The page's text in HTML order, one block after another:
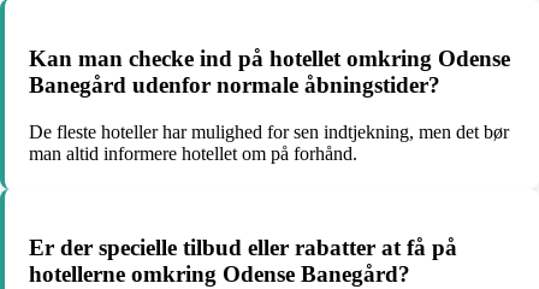
Kan man checke ind på hotellet omkring Odense
Banegård udenfor normale åbningstider?
De fleste hoteller har mulighed for sen indtjekning, men det bør
man altid informere hotellet om på forhånd.
Er der specielle tilbud eller rabatter at få på
hotellerne omkring Odense Banegård?